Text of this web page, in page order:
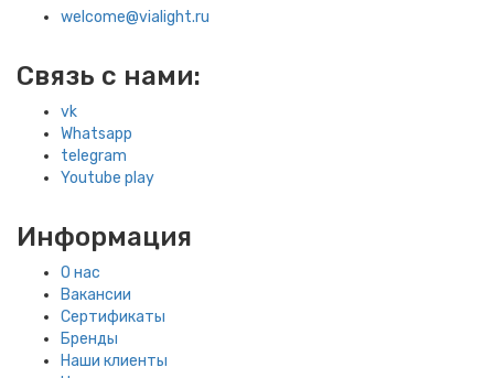
welcome@vialight.ru
Связь с нами:
vk
Whatsapp
telegram
Youtube play
Информация
О нас
Вакансии
Сертификаты
Бренды
Наши клиенты